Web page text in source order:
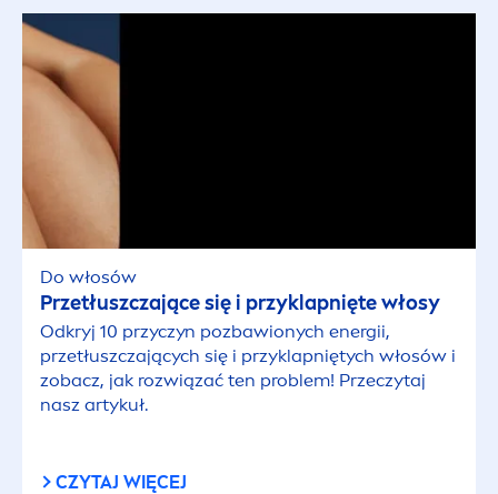
Włosy normalne
Włosy przetłuszczające się
Włosy suche
Włosy zniszczone
Wszystkie rodzaje włosów
WYBRANE FILTRY
Do włosów
Przetłuszczające się i przyklapnięte włosy
Odkryj 10 przyczyn pozbawionych energii,
przetłuszczających się i przyklapniętych włosów i
zobacz, jak rozwiązać ten problem! Przeczytaj
nasz artykuł.
CZYTAJ WIĘCEJ